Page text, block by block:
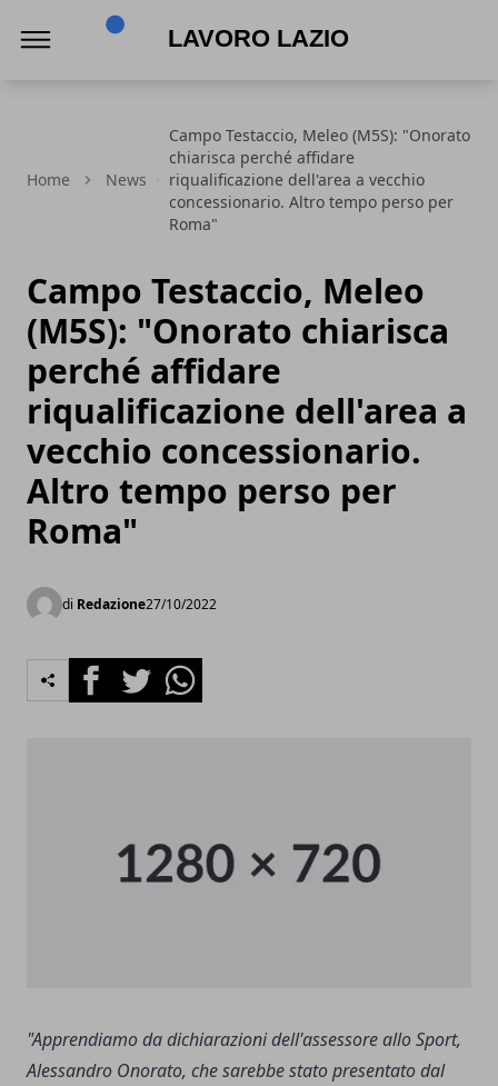
Home News
Campo Testaccio, Meleo (M5S): "Onorato
chiarisca perché affidare
riqualificazione dell'area a vecchio
concessionario. Altro tempo perso per
Roma"
Campo Testaccio, Meleo
(M5S): "Onorato chiarisca
perché affidare
riqualificazione dell'area a
vecchio concessionario.
Altro tempo perso per
Roma"
di Redazione27/10/2022
FacebookTwitterWhatsapp
"Apprendiamo da dichiarazioni dell'assessore allo Sport,
Alessandro Onorato, che sarebbe stato presentato dal